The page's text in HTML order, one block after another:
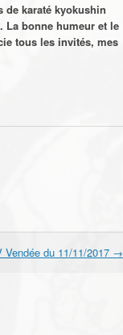
de karaté kyokushin
La bonne humeur et le
tous les invités, mes
Vendée du 11/11/2017 →